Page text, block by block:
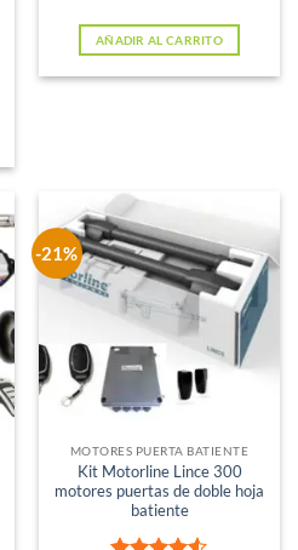
AÑADIR AL CARRITO
-21%
MOTORES PUERTA BATIENTE
Kit Motorline Lince 300
motores puertas de doble hoja
batiente